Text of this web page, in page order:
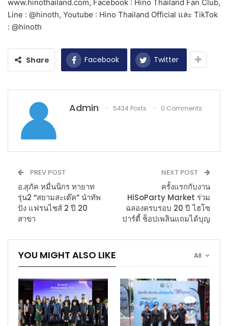
www.hinothailand.com, Facebook : Hino Thailand Fan Club,
Line : @hinoth, Youtube : Hino Thailand Official และ TikTok
: @hinoth
Share Facebook Twitter
Admin 5434 Posts 0 Comments
PREV POST
อ.สุภัค หมื่นนิกร ทายาท
รุ่น2 “สยามสะเต๊ค” นำทัพ
ปัง แฟรนไชส์ 2 ปี 20
สาขา
NEXT POST
ครั้งแรกกับงาน
HiSoParty Market ร่วม
ฉลองครบรอบ 20 ปี ไฮโซ
ปาร์ตี้ ช็อปเพลินแถมได้บุญ
All
YOU MIGHT ALSO LIKE